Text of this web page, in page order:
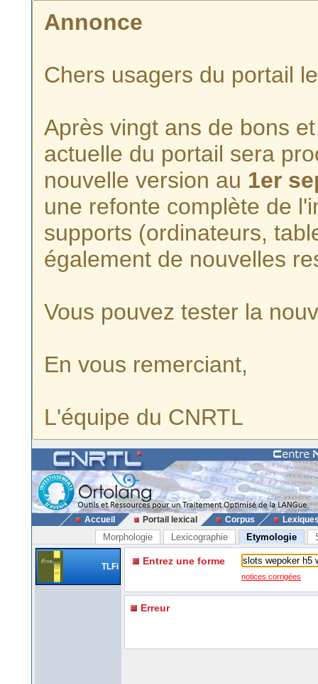
Annonce
Chers usagers du portail
Après vingt ans de bons
actuelle du portail sera
nouvelle version au 1er
une refonte complète de
supports (ordinateurs,
également de nouvelles
Vous pouvez tester la
En vous remerciant,
L'équipe du CNRTL
Accueil Portail lexical Corpus
Morphologie Lexicographie Etymologie
TLFi Entrez une forme
notices corrigées
Erreur